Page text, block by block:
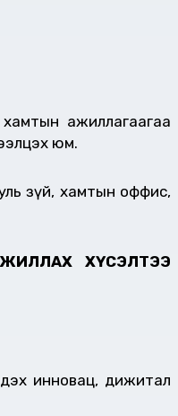
ажиллагаагаа
юм.
зүй, хамтын оффис,
ХҮСЭЛТЭЭ
инновац, дижитал